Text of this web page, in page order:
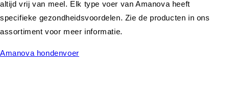
altijd vrij van meel. Elk type voer van Amanova heeft
specifieke gezondheidsvoordelen. Zie de producten in ons
assortiment voor meer informatie.
Amanova hondenvoer